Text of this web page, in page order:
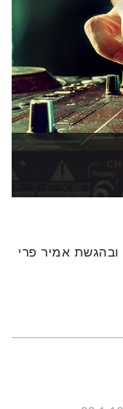
אמיר פרי